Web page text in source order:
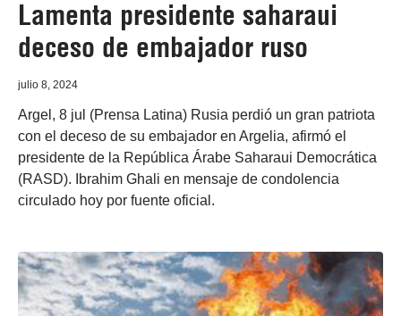
Lamenta presidente saharaui
deceso de embajador ruso
julio 8, 2024
Argel, 8 jul (Prensa Latina) Rusia perdió un gran patriota
con el deceso de su embajador en Argelia, afirmó el
presidente de la República Árabe Saharaui Democrática
(RASD). Ibrahim Ghali en mensaje de condolencia
circulado hoy por fuente oficial.